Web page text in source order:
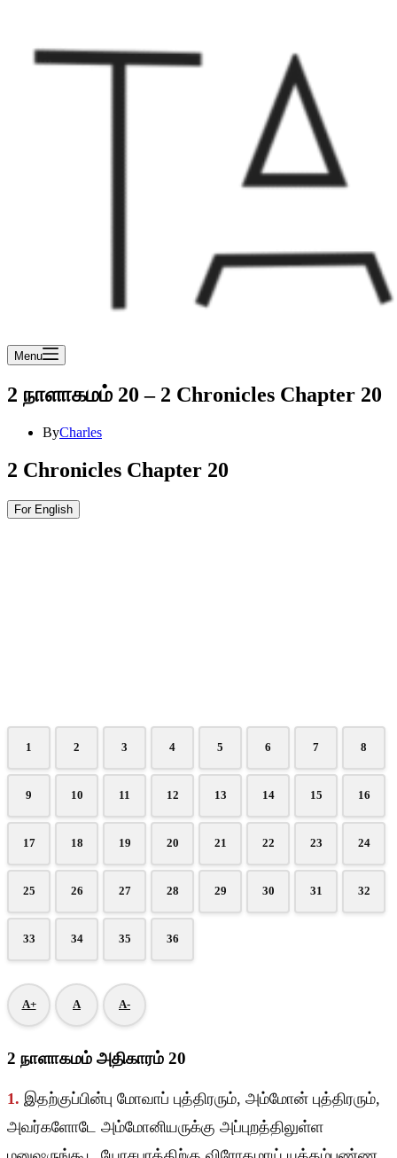
Menu
2 நாளாகமம் 20 – 2 Chronicles Chapter 20
ByCharles
2 Chronicles Chapter 20
For English
1 2 3 4 5 6 7 8
9 10 11 12 13 14 15 16
17 18 19 20 21 22 23 24
25 26 27 28 29 30 31 32
33 34 35 36
A+ A A-
2 நாளாகமம் அதிகாரம் 20
1. இதற்குப்பின்பு மோவாப் புத்திரரும், அம்மோன் புத்திரரும்,
அவர்களோடே அம்மோனியருக்கு அப்புறத்திலுள்ள